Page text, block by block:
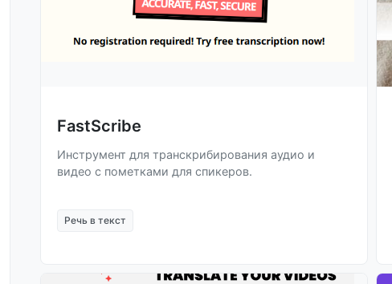
FastScribe
Инструмент для транскрибирования аудио и
видео с пометками для спикеров.
Речь в текст